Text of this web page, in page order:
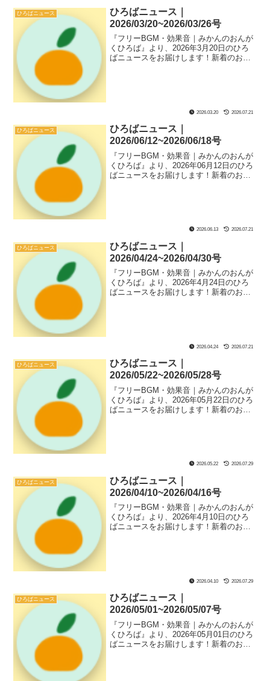
ひろばニュース
ひろばニュース｜
2026/03/20~2026/03/26号
『フリーBGM・効果音｜みかんのおんが
くひろば』より、2026年3月20日のひろ
ばニュースをお届けします！新着のおん
2026.03.20 2026.07.21
ひろばニュース
ひろばニュース｜
2026/06/12~2026/06/18号
『フリーBGM・効果音｜みかんのおんが
くひろば』より、2026年06月12日のひろ
ばニュースをお届けします！新着のおん
2026.06.13 2026.07.21
ひろばニュース
ひろばニュース｜
2026/04/24~2026/04/30号
『フリーBGM・効果音｜みかんのおんが
くひろば』より、2026年4月24日のひろ
ばニュースをお届けします！新着のおん
2026.04.24 2026.07.21
ひろばニュース
ひろばニュース｜
2026/05/22~2026/05/28号
『フリーBGM・効果音｜みかんのおんが
くひろば』より、2026年05月22日のひろ
ばニュースをお届けします！新着のおん
2026.05.22 2026.07.29
ひろばニュース
ひろばニュース｜
2026/04/10~2026/04/16号
『フリーBGM・効果音｜みかんのおんが
くひろば』より、2026年4月10日のひろ
ばニュースをお届けします！新着のおん
2026.04.10 2026.07.29
ひろばニュース
ひろばニュース｜
2026/05/01~2026/05/07号
『フリーBGM・効果音｜みかんのおんが
くひろば』より、2026年05月01日のひろ
ばニュースをお届けします！新着のおん